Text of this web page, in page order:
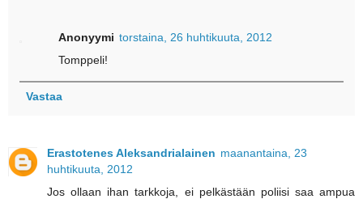
Anonyymi torstaina, 26 huhtikuuta, 2012
Tomppeli!
Vastaa
Erastotenes Aleksandrialainen maanantaina, 23
huhtikuuta, 2012
Jos ollaan ihan tarkkoja, ei pelkästään poliisi saa ampua